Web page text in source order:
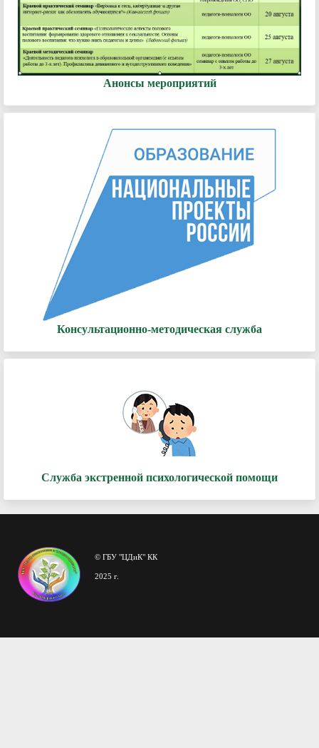
Анонсы мероприятий
Консультационно-методическая служба
Служба экстренной психологической помощи
© ГБУ "ЦДиК" КК
2025 г.